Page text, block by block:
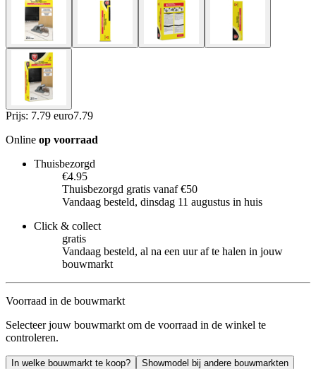
Prijs: 7.79 euro7.79
Online op voorraad
Thuisbezorgd
€4.95
Thuisbezorgd gratis vanaf €50
Vandaag besteld, dinsdag 11 augustus in huis
Click & collect
gratis
Vandaag besteld, al na een uur af te halen in jouw
bouwmarkt
Voorraad in de bouwmarkt
Selecteer jouw bouwmarkt om de voorraad in de winkel te
controleren.
In welke bouwmarkt te koop? Showmodel bij andere bouwmarkten